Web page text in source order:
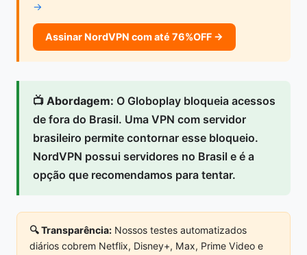
→
Assinar NordVPN com até 76%OFF →
📺 Abordagem: O Globoplay bloqueia acessos
de fora do Brasil. Uma VPN com servidor
brasileiro permite contornar esse bloqueio.
NordVPN possui servidores no Brasil e é a
opção que recomendamos para tentar.
🔍 Transparência: Nossos testes automatizados
diários cobrem Netflix, Disney+, Max, Prime Video e